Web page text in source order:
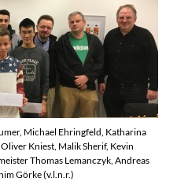
Michael Ehringfeld, Katharina
Kniest, Malik Sherif, Kevin
Thomas Lemanczyk, Andreas
Görke (v.l.n.r.)